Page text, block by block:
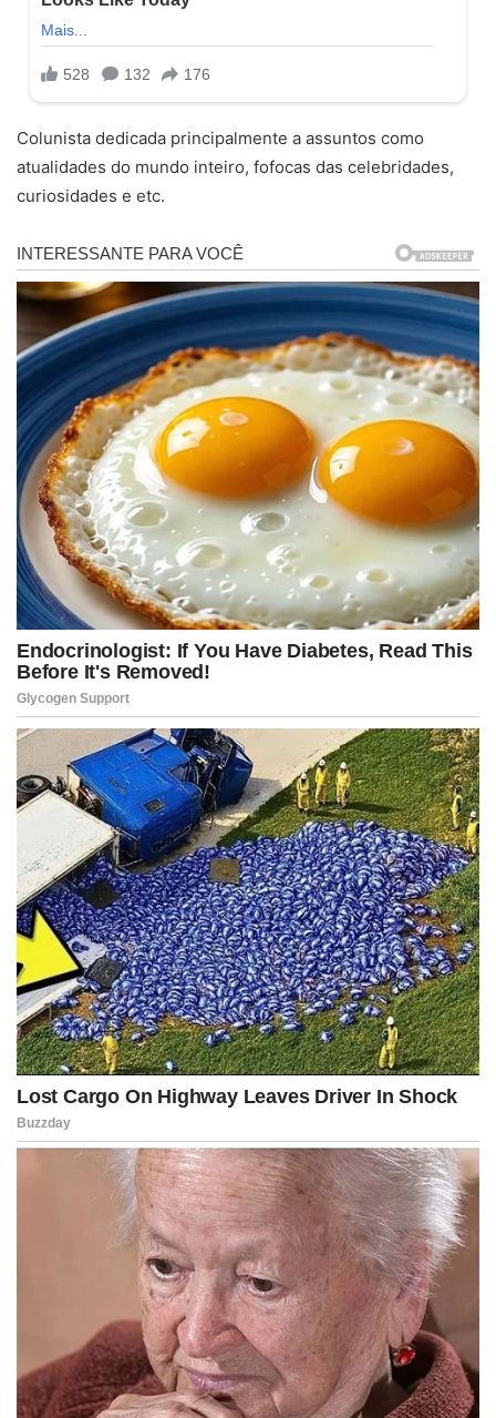
Colunista dedicada principalmente a assuntos como
atualidades do mundo inteiro, fofocas das celebridades,
curiosidades e etc.